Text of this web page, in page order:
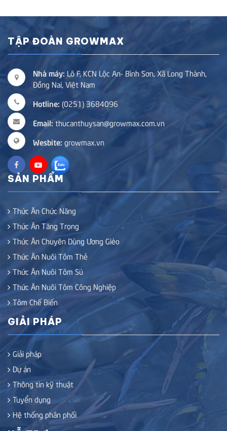
TẬP ĐOÀN GROWMAX
Nhà máy: Lô F, KCN Lộc An- Bình Sơn, Xã Long Thành,
Đồng Nai, Việt Nam
Hotline: (0251) 3684096
Email: thucanthuysan@growmax.com.vn
Wesbite: growmax.vn
SẢN PHẨM
Thức Ăn Chức Năng
Thức Ăn Tăng Trọng
Thức Ăn Chuyên Dùng Ương Gièo
Thức Ăn Nuôi Tôm Thẻ
Thức Ăn Nuôi Tôm Sú
Thức Ăn Nuôi Tôm Công Nghiệp
Tôm Chế Biến
GIẢI PHÁP
Giải pháp
Dự án
Thông tin kỹ thuật
Tuyển dụng
Hệ thống phân phối